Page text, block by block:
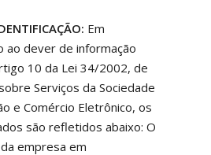
Em
ao dever de informação
10 da Lei 34/2002, de
Serviços da Sociedade
e Comércio Eletrônico, os
são refletidos abaixo: O
empresa em